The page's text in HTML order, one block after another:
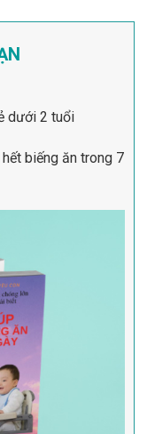
dưới 2 tuổi
biếng ăn trong 7